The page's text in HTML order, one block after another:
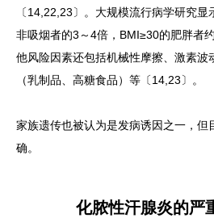
〔14,22,23〕。大规模流行病学研究
非吸烟者的3～4倍，BMI≥30的肥胖者
他风险因素还包括机械性摩擦、激素波
（乳制品、高糖食品）等〔14,23〕。
家族遗传也被认为是发病诱因之一，但
确。
化脓性汗腺炎的严